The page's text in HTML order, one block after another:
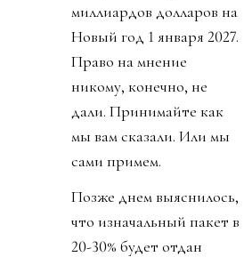
миллиардов долларов на
Новый год 1 января 2027.
Право на мнение
никому, конечно, не
дали. Принимайте как
мы вам сказали. Или мы
сами примем.
Позже днем выяснилось,
что изначальный пакет в
20-30% будет отдан